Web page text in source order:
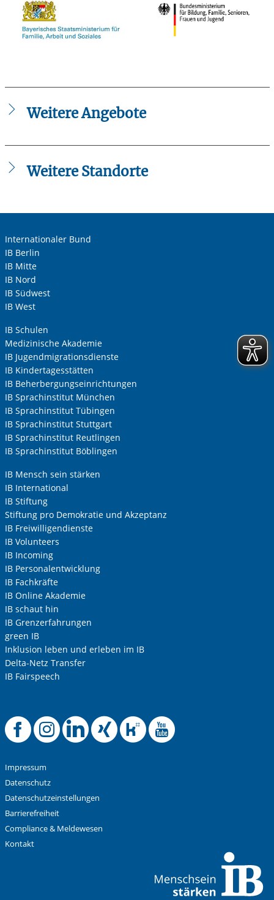
Weitere Angebote
FSJ und BFD in Wiesentheid
FSJ-Einsatzstelle werden
Weitere Standorte
Freiwilligendienste München
Freiwilligendienste Regensburg
Internationaler Bund
IB Berlin
IB Mitte
IB Nord
IB Südwest
IB West
IB Schulen
Medizinische Akademie
IB Jugendmigrationsdienste
IB Kindertagesstätten
IB Beherbergungseinrichtungen
IB Sprachinstitut München
IB Sprachinstitut Tübingen
IB Sprachinstitut Stuttgart
IB Sprachinstitut Reutlingen
IB Sprachinstitut Böblingen
IB Mensch sein stärken
IB International
IB Stiftung
Stiftung pro Demokratie und Akzeptanz
IB Freiwilligendienste
IB Volunteers
IB Incoming
IB Personalentwicklung
IB Fachkräfte
IB Online Akademie
IB schaut hin
IB Grenzerfahrungen
green IB
Inklusion leben und erleben im IB
Delta-Netz Transfer
IB Fairspeech
Offizielle
Offizielle
Offizielle
Offizielle
Offizielle
Impressum
Datenschutz
Datenschutzeinstellungen
Barrierefreiheit
Compliance & Meldewesen
Kontakt